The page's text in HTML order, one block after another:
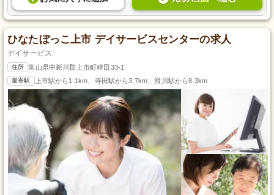
ひなたぼっこ上市 デイサービスセンターの求人
デイサービス
住所 富山県中新川郡上市町稗田33-1
最寄駅 上市駅から1.1km、寺田駅から3.7km、滑川駅から8.3km